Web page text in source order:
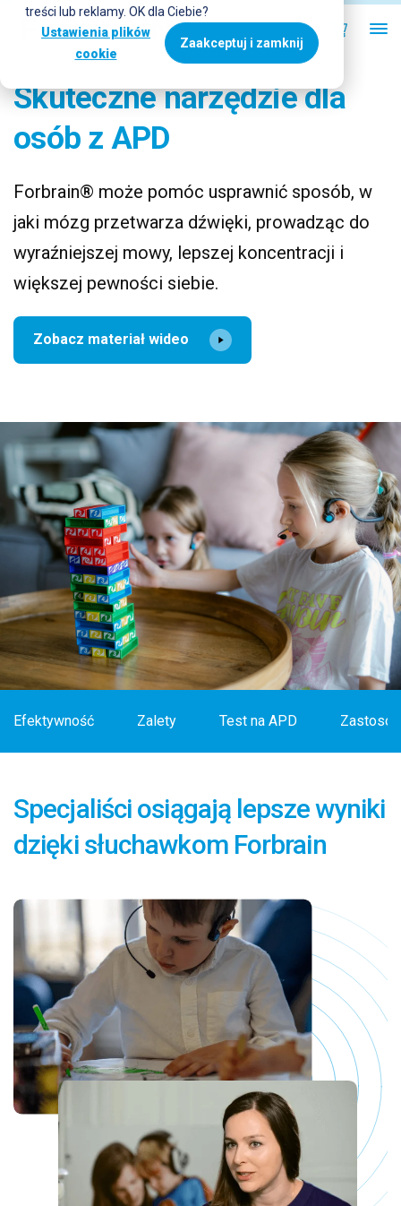
treści lub reklamy. OK dla Ciebie?
Ustawienia plików
cookie
Zaakceptuj i zamknij
Skuteczne narzędzie dla
osób z APD
Forbrain® może pomóc usprawnić sposób, w
jaki mózg przetwarza dźwięki, prowadząc do
wyraźniejszej mowy, lepszej koncentracji i
większej pewności siebie.
Zobacz materiał wideo
Efektywność Zalety Test na APD
Specjaliści osiągają lepsze wyniki
dzięki słuchawkom Forbrain